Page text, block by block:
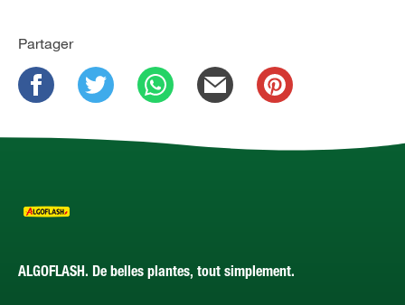
Partager
ALGOFLASH. De belles plantes, tout simplement.